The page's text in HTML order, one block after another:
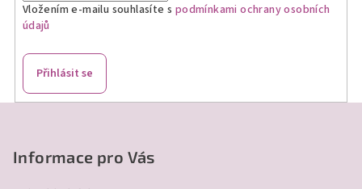
Vložením e-mailu souhlasíte s podmínkami ochrany osobních
údajů
Přihlásit se
Informace pro Vás